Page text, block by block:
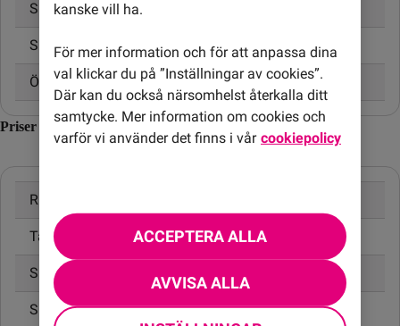
Skicka SMS
Skicka MMS 9,00 kr
Öppningsavgift 0,99 kr
Priser inom Irak
Ringa samtal
Ta emot samtal 14,00 kr/min
Skicka SMS 4,95 kr
Skicka MMS 9,00 kr
kanske vill ha.
För mer information och för att anpassa dina
val klickar du på ”Inställningar av cookies”.
Där kan du också närsomhelst återkalla ditt
samtycke. Mer information om cookies och
varför vi använder det finns i vår cookiepolicy
ACCEPTERA ALLA
AVVISA ALLA